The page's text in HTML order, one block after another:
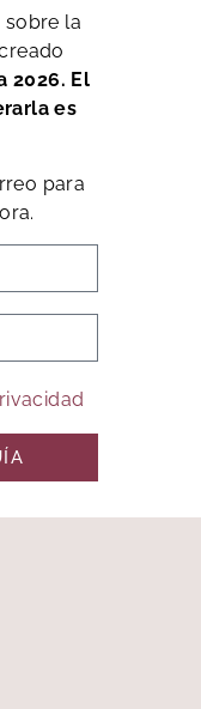
sobre la
2026. El
es
para